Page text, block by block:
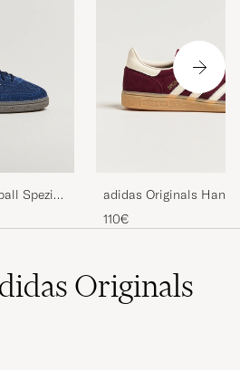
Spezial
adidas Originals
Sneaker Maroon/White
110€
Originals